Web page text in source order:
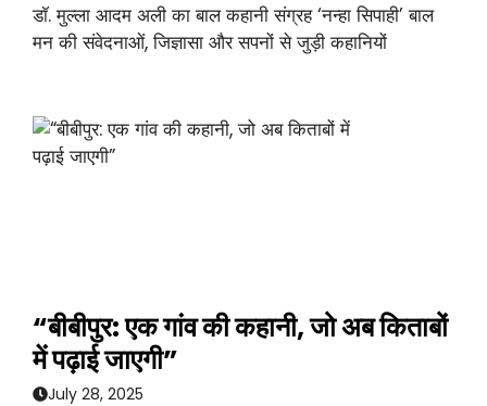
डॉ. मुल्ला आदम अली का बाल कहानी संग्रह ‘नन्हा सिपाही’ बाल
मन की संवेदनाओं, जिज्ञासा और सपनों से जुड़ी कहानियों
“बीबीपुर: एक गांव की कहानी, जो अब किताबों
में पढ़ाई जाएगी”
July 28, 2025